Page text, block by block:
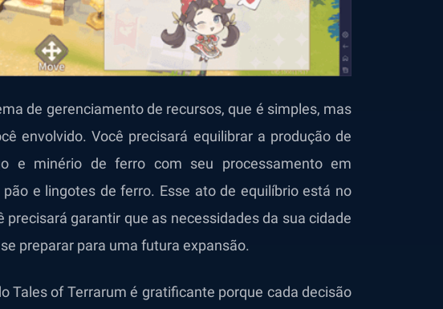
de gerenciamento de recursos, que é simples, mas
envolvido. Você precisará equilibrar a produção de
e minério de ferro com seu processamento em
e lingotes de ferro. Esse ato de equilíbrio está no
garantir que as necessidades da sua cidade
preparar para uma futura expansão.
Tales of Terrarum é gratificante porque cada decisão